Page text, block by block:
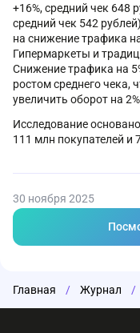
+16%, средний чек 648
средний чек 542
на снижение трафика
Гипермаркеты и
Снижение трафика на
ростом среднего чека,
увеличить оборот на
Исследование
111 млн покупателей и
30 ноября 2025
Главная / Журнал /